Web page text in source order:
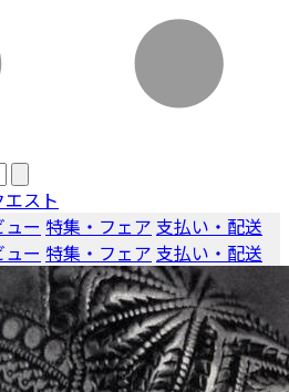
スト
ュー 特集・フェア 支払い・配送
ュー 特集・フェア 支払い・配送